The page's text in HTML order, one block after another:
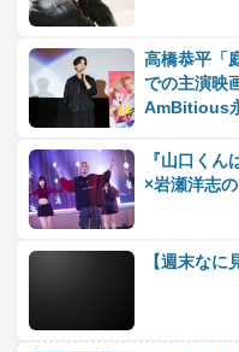
高橋恭平「
での主演映
AmBitious
『山口く
×岩瀬洋志
【週末な